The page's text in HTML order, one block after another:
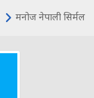
मनोज नेपाली सिर्मल